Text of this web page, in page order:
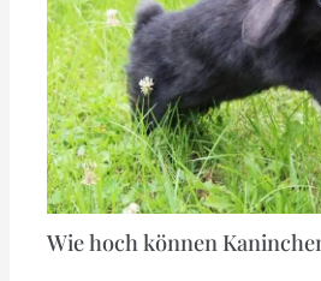
Wie hoch können